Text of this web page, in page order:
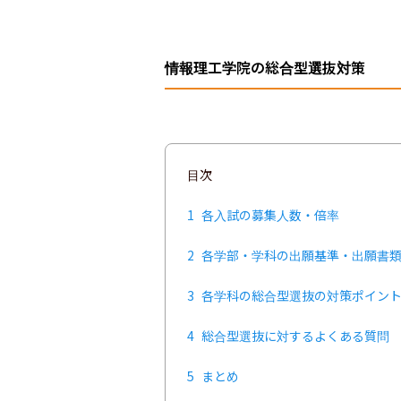
情報理工学院の総合型選抜対策
目次
1 各入試の募集人数・倍率
2 各学部・学科の出願基準・出願書
3 各学科の総合型選抜の対策ポイント
4 総合型選抜に対するよくある質問
5 まとめ